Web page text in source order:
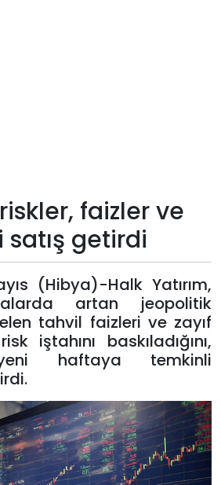
faizler ve
getirdi
(Hibya)-Halk Yatırım,
artan jeopolitik
tahvil faizleri ve zayıf
iştahını baskıladığını,
haftaya temkinli